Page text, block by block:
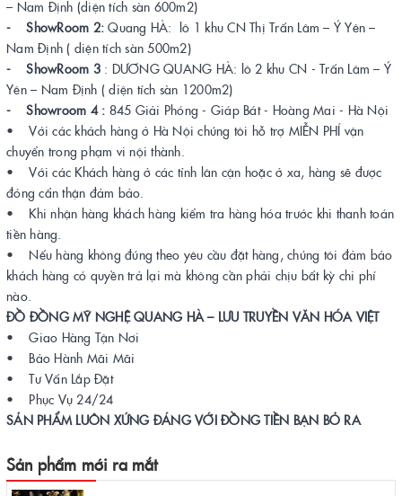
– Nam Định (diện tích sàn 600m2)
- ShowRoom 2: Quang HÀ: lô 1 khu CN Thị Trấn Lâm – Ý Yên –
Nam Định ( diện tích sàn 500m2)
- ShowRoom 3 : DƯƠNG QUANG HÀ: lô 2 khu CN - Trấn Lâm – Ý
Yên – Nam Định ( diện tích sàn 1200m2)
- Showroom 4 : 845 Giải Phóng - Giáp Bát - Hoàng Mai - Hà Nội
• Với các khách hàng ở Hà Nội chúng tôi hỗ trợ MIỄN PHÍ vận
chuyển trong phạm vi nội thành.
• Với các Khách hàng ở các tỉnh lân cận hoặc ở xa, hàng sẽ được
đóng cẩn thận đảm bảo.
• Khi nhận hàng khách hàng kiểm tra hàng hóa trước khi thanh toán
tiền hàng.
• Nếu hàng không đúng theo yêu cầu đặt hàng, chúng tôi đảm bảo
khách hàng có quyền trả lại mà không cần phải chịu bất kỳ chi phí
nào.
ĐỒ ĐỒNG MỸ NGHỆ QUANG HÀ – LƯU TRUYỀN VĂN HÓA VIỆT
• Giao Hàng Tận Nơi
• Bảo Hành Mãi Mãi
• Tư Vấn Lắp Đặt
• Phục Vụ 24/24
SẢN PHẨM LUÔN XỨNG ĐÁNG VỚI ĐỒNG TIỀN BẠN BỎ RA
Sản phẩm mới ra mắt